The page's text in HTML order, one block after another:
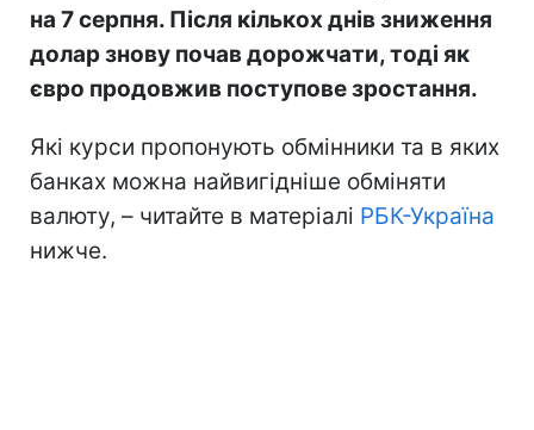
на 7 серпня. Після кількох днів зниження
долар знову почав дорожчати, тоді як
євро продовжив поступове зростання.
Які курси пропонують обмінники та в яких
банках можна найвигідніше обміняти
валюту, – читайте в матеріалі РБК-Україна
нижче.